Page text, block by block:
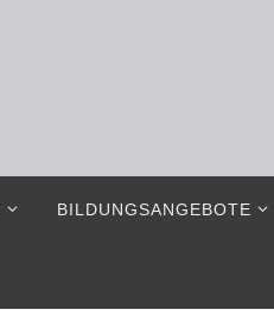
BILDUNGSANGEBOTE